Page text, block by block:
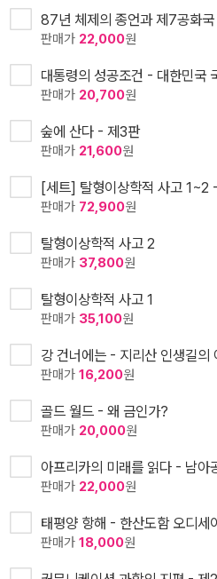
87년 체제의 종언과 제7공화국
판매가 22,000원
대통령의 성공조건 - 대한민국
판매가 20,700원
숲에 산다 - 제3판
판매가 21,600원
[세트] 탈형이상학적 사고 1~2
판매가 72,900원
탈형이상학적 사고 2
판매가 37,800원
탈형이상학적 사고 1
판매가 35,100원
강 건너에는 - 지리산 인생길의
판매가 16,200원
골드 월드 - 왜 금인가?
판매가 20,000원
아프리카의 미래를 읽다 - 남아
판매가 22,000원
태평양 항해 - 한산도함 오디세이
판매가 18,000원